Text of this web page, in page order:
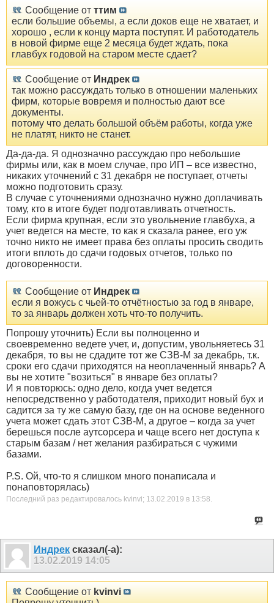
Сообщение от ттим
если большие объемы, а если доков еще не хватает, и
хорошо , если к концу марта поступят. И работодатель
в новой фирме еще 2 месяца будет ждать, пока
главбух годовой на старом месте сдает?
Сообщение от Индрек
так можно рассуждать только в отношении маленьких
фирм, которые вовремя и полностью дают все
документы.
потому что делать большой объём работы, когда уже
не платят, никто не станет.
Да-да-да. Я однозначно рассуждаю про небольшие
фирмы или, как в моем случае, про ИП – все известно,
никаких уточнений с 31 декабря не поступает, отчеты
можно подготовить сразу.
В случае с уточнениями однозначно нужно доплачивать
тому, кто в итоге будет подготавливать отчетность.
Если фирма крупная, если это увольнение главбуха, а
учет ведется на месте, то как я сказала ранее, его уж
точно никто не имеет права без оплаты просить сводить
итоги вплоть до сдачи годовых отчетов, только по
договоренности.
Сообщение от Индрек
если я вожусь с чьей-то отчётностью за год в январе,
то за январь должен хоть что-то получить.
Попрошу уточнить) Если вы полноценно и
своевременно ведете учет, и, допустим, увольняетесь 31
декабря, то вы не сдадите тот же СЗВ-М за декабрь, т.к.
сроки его сдачи приходятся на неоплаченный январь? А
вы не хотите "возиться" в январе без оплаты?
И я повторюсь: одно дело, когда учет ведется
непосредственно у работодателя, приходит новый бух и
садится за ту же самую базу, где он на основе веденного
учета может сдать этот СЗВ-М, а другое – когда за учет
берешься после аутсорсера и чаще всего нет доступа к
старым базам / нет желания разбираться с чужими
базами.
P.S. Ой, что-то я слишком много понаписала и
понаповторялась)
Последний раз редактировалось kvinvi; 13.02.2019 в 13:58.
Индрек сказал(-а):
13.02.2019 14:05
Сообщение от kvinvi